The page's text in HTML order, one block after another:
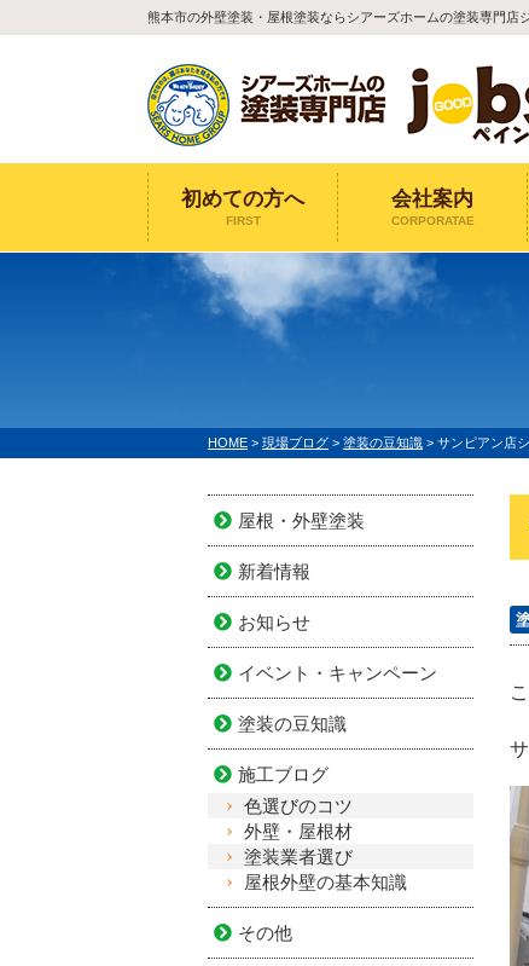
熊本市の外壁塗装・屋根塗装ならシアーズホームの塗装専門店
初めての方へ
FIRST
会社案内
CORPORATAE
HOME > 現場ブログ > 塗装の豆知識 > サンピアン店
屋根・外壁塗装
新着情報
お知らせ
イベント・キャンペーン
塗装の豆知識
施工ブログ
色選びのコツ
外壁・屋根材
塗装業者選び
屋根外壁の基本知識
その他